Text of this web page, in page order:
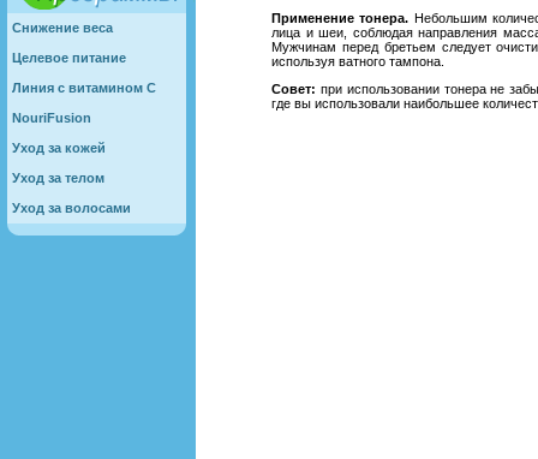
Снижение веса
Целевое питание
Линия с витамином С
NouriFusion
Уход за кожей
Уход за телом
Уход за волосами
Применение тонера. Небольшим
лица и шеи, соблюдая направления
Мужчинам перед бретьем следует
используя ватного тампона.
Совет: при использовании тонера не
где вы использовали наибольшее